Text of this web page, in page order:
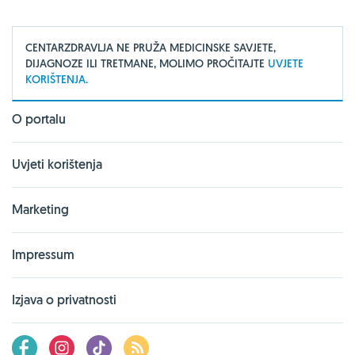
CENTARZDRAVLJA NE PRUŽA MEDICINSKE SAVJETE,
DIJAGNOZE ILI TRETMANE, MOLIMO PROČITAJTE UVJETE
KORIŠTENJA.
O portalu
Uvjeti korištenja
Marketing
Impressum
Izjava o privatnosti